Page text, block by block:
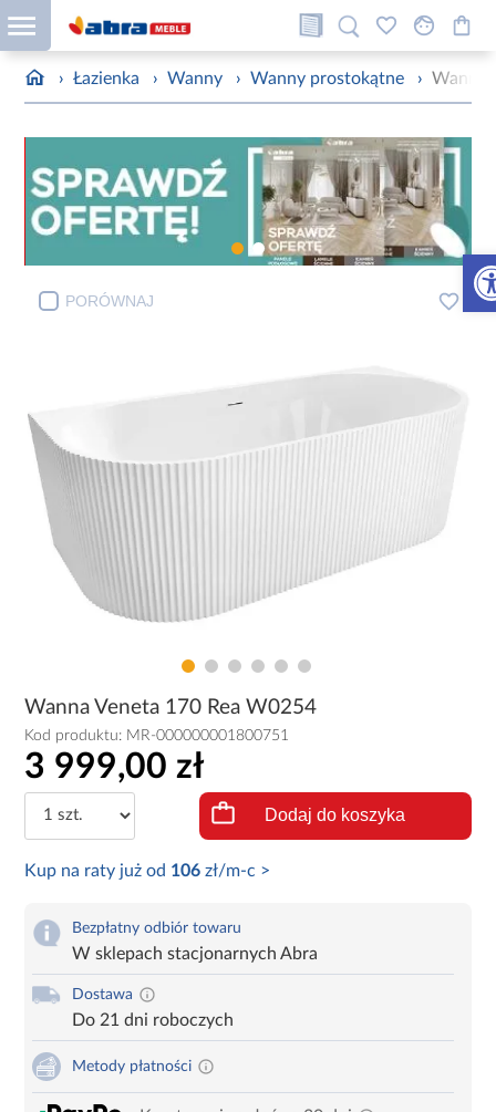
› Łazienka › Wanny › Wanny prostokątne › Wanna
PORÓWNAJ
Wanna Veneta 170 Rea W0254
Kod produktu: MR-000000001800751
3 999,00 zł
Dodaj do koszyka
Kup na raty już od 106 zł/m-c >
Bezpłatny odbiór towaru
W sklepach stacjonarnych Abra
Dostawa
Do 21 dni roboczych
Metody płatności